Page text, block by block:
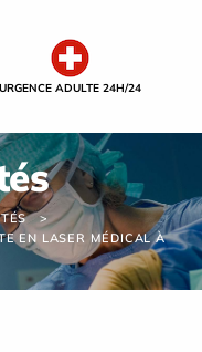
URGENCE ADULTE 24H/24
EN LASER MÉDICAL À